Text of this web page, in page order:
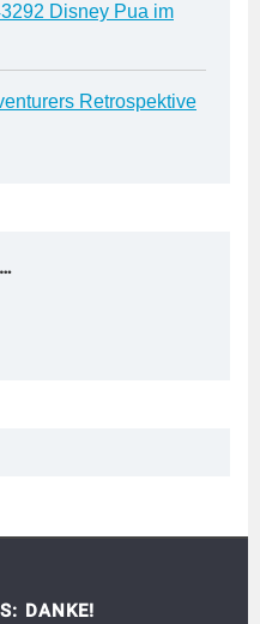
Disney Pua im
Retrospektive
DANKE!